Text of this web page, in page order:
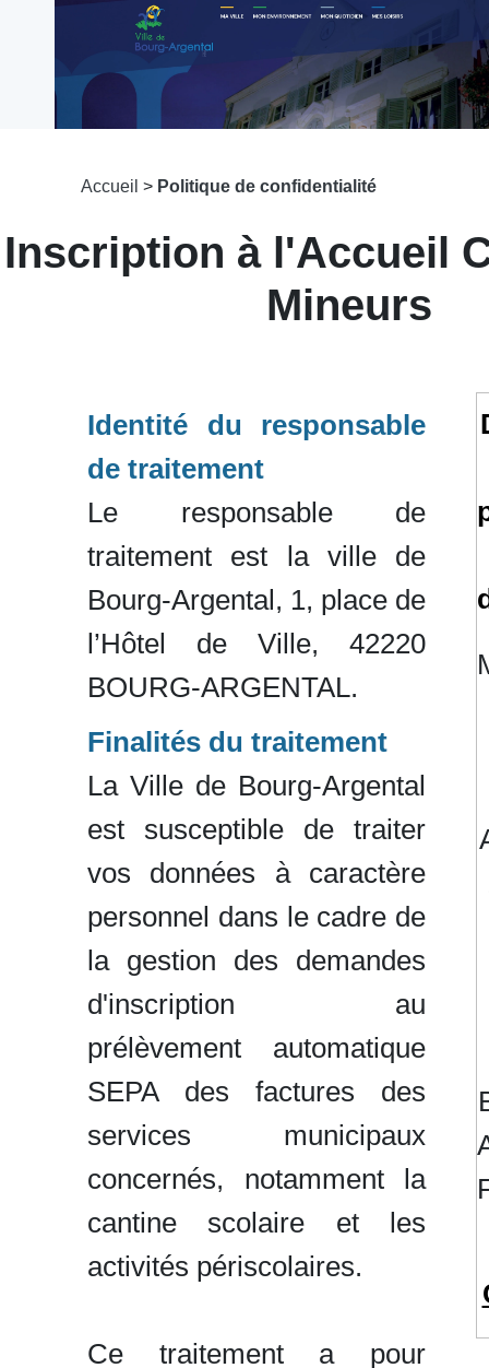
Accueil > Politique de confidentialité
Inscription à l'Accueil
Mineurs
Identité du responsable
de traitement
Le responsable de
traitement est la ville de
Bourg-Argental, 1, place de
l’Hôtel de Ville, 42220
BOURG-ARGENTAL.
Finalités du traitement
La Ville de Bourg-Argental
est susceptible de traiter
vos données à caractère
personnel dans le cadre de
la gestion des demandes
d'inscription au
prélèvement automatique
SEPA des factures des
services municipaux
concernés, notamment la
cantine scolaire et les
activités périscolaires.
Ce traitement a pour